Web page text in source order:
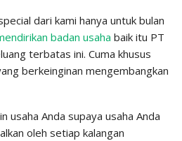
dari kami hanya untuk bulan
badan usaha baik itu PT
terbatas ini. Cuma khusus
berkeinginan mengembangkan
usaha Anda supaya usaha Anda
oleh setiap kalangan